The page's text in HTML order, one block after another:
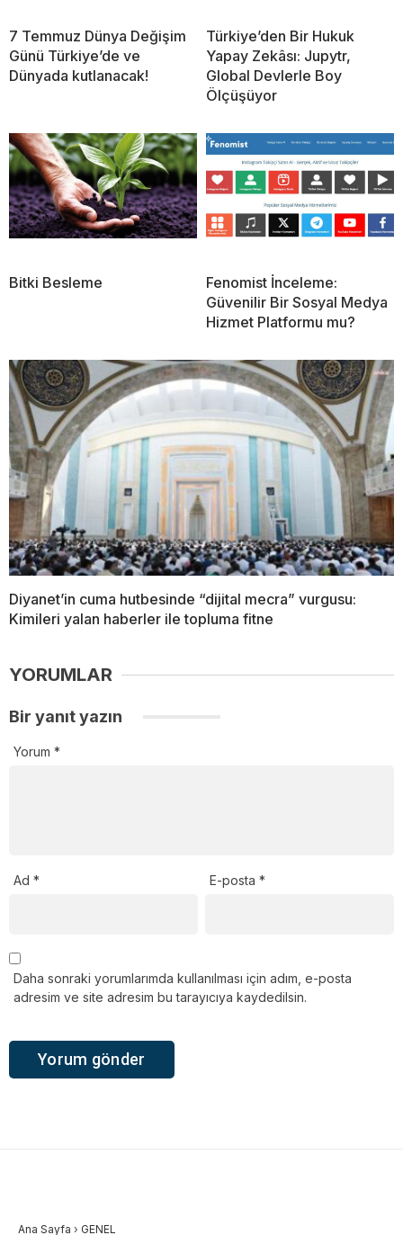
7 Temmuz Dünya Değişim
Günü Türkiye’de ve
Dünyada kutlanacak!
Türkiye’den Bir Hukuk
Yapay Zekâsı: Jupytr,
Global Devlerle Boy
Ölçüşüyor
Bitki Besleme
Fenomist İnceleme:
Güvenilir Bir Sosyal Medya
Hizmet Platformu mu?
Diyanet’in cuma hutbesinde “dijital mecra” vurgusu:
Kimileri yalan haberler ile topluma fitne
YORUMLAR
Bir yanıt yazın
Yorum *
Ad * E-posta*
Daha sonraki yorumlarımda kullanılması için adım, e-posta
adresim ve site adresim bu tarayıcıya kaydedilsin.
Ana Sayfa › GENEL